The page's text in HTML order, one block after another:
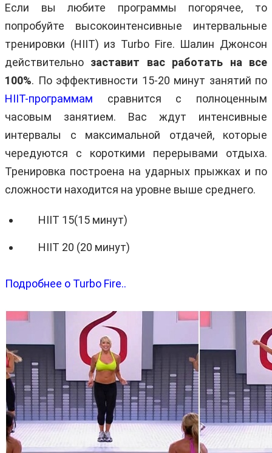
Если вы любите программы погорячее, то
попробуйте высокоинтенсивные интервальные
тренировки (HIIT) из Turbo Fire. Шалин Джонсон
действительно заставит вас работать на все
100%. По эффективности 15-20 минут занятий по
HIIT-программам сравнится с полноценным
часовым занятием. Вас ждут интенсивные
интервалы с максимальной отдачей, которые
чередуются с короткими перерывами отдыха.
Тренировка построена на ударных прыжках и по
сложности находится на уровне выше среднего.
HIIT 15(15 минут)
HIIT 20 (20 минут)
Подробнее о Turbo Fire..